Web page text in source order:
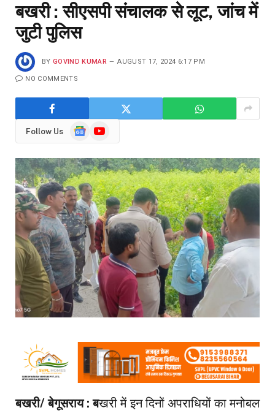
बखरी : सीएसपी संचालक से लूट, जांच में
जुटी पुलिस
BY GOVIND KUMAR AUGUST 17, 2024 6:17 PM
NO COMMENTS
Follow Us
GoogleYouTube
बखरी/ बेगूसराय : बखरी में इन दिनों अपराधियों का मनोबल